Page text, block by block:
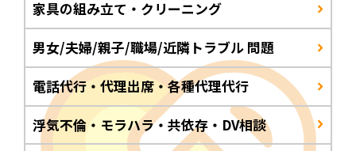
家具の組み立て・クリーニング
男女/夫婦/親子/職場/近隣トラブル 問題
電話代行・代理出席・各種代理代行
浮気不倫・モラハラ・共依存・DV相談